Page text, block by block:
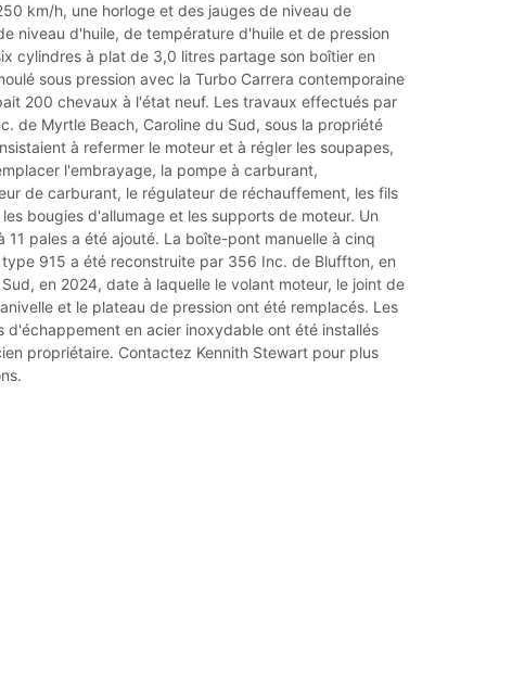
km/h, une horloge et des jauges de niveau de
niveau d'huile, de température d'huile et de pression
cylindres à plat de 3,0 litres partage son boîtier en
sous pression avec la Turbo Carrera contemporaine
200 chevaux à l'état neuf. Les travaux effectués par
de Myrtle Beach, Caroline du Sud, sous la propriété
à refermer le moteur et à régler les soupapes,
l'embrayage, la pompe à carburant,
de carburant, le régulateur de réchauffement, les fils
bougies d'allumage et les supports de moteur. Un
11 pales a été ajouté. La boîte-pont manuelle à cinq
915 a été reconstruite par 356 Inc. de Bluffton, en
en 2024, date à laquelle le volant moteur, le joint de
et le plateau de pression ont été remplacés. Les
d'échappement en acier inoxydable ont été installés
propriétaire. Contactez Kennith Stewart pour plus